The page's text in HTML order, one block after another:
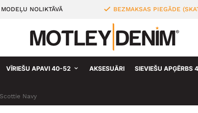
NOLIKTĀVĀ BEZMAKSAS PIEGĀDE
VĪRIEŠU APAVI 40-52 AKSESUĀRI SIEVIEŠU APĢĒRBS
Navy